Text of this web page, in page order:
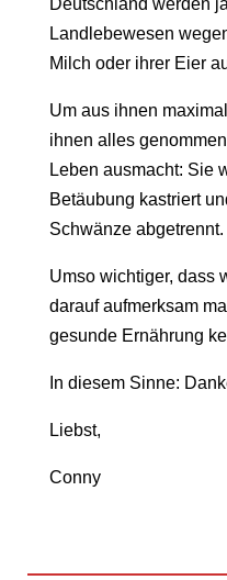
Deutschland werden
Landlebewesen
Milch oder ihrer Eier
Um aus ihnen
ihnen alles
Leben ausmacht: Sie
Betäubung kastriert
Schwänze abgetrennt.
Umso wichtiger, dass
darauf aufmerksam
gesunde Ernährung
In diesem Sinne:
Liebst,
Conny